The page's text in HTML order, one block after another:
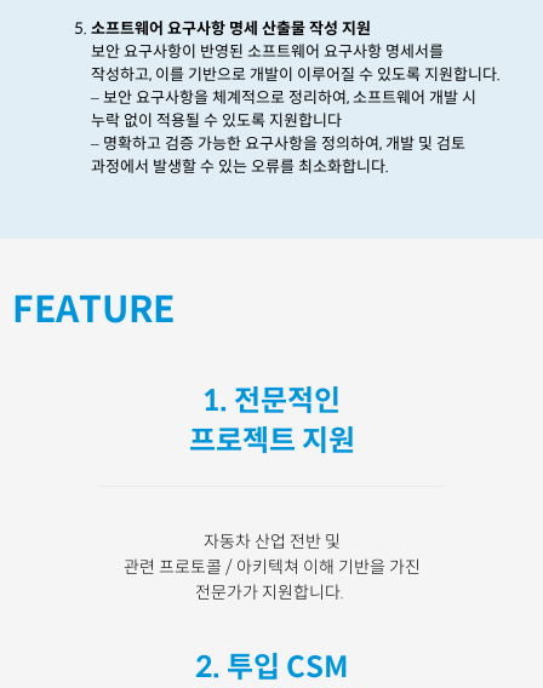
소프트웨어 요구사항 명세 산출물 작성 지원
보안 요구사항이 반영된 소프트웨어 요구사항 명세서를
작성하고, 이를 기반으로 개발이 이루어질 수 있도록 지원합니다.
– 보안 요구사항을 체계적으로 정리하여,소프트웨어 개발 시
누락 없이 적용될 수 있도록 지원합니다
– 명확하고 검증 가능한 요구사항을 정의하여, 개발 및 검토
과정에서 발생할 수 있는 오류를 최소화합니다.
FEATURE
1. 전문적인
프로젝트 지원
자동차 산업 전반 및
관련 프로토콜 / 아키텍쳐 이해 기반을 가진
전문가가 지원합니다.
2. 투입 CSM